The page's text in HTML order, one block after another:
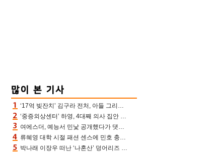
‘17억 빚잔치’ 김구라 전처, 아들 그리는 “나 뿐인데” 친엄마 챙기는 효심 눈길
‘중증외상센터’ 하영, 4대째 의사 집안 인증 “증조부, 고종 황제 진료”(옥문아)[어제TV]
여에스더, 예능서 민낯 공개했다가 댓글에 충격 “눈 왜 저렇게 처졌냐고”(에스더TV)
류혜영 대학 시절 패션 센스에 민호 충격 “레몬색 레깅스에 다리 없는 줄”(나혼산)
박나래 이장우 떠난 ‘나혼산’ 덩어리즈 왔다, 1인 1케이크에 팜유 전현무 충격[어제TV]